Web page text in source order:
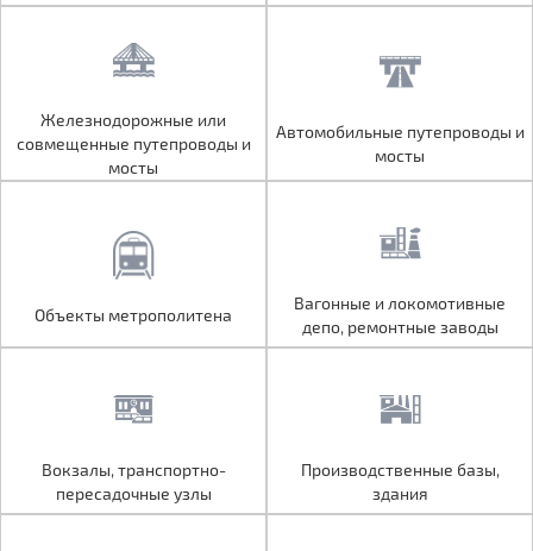
Железнодорожные или
совмещенные путепроводы и
мосты
Автомобильные путепроводы и
мосты
Вагонные и локомотивные
Вокзалы, транспортно-
пересадочные узлы
Производственные базы,
Железнодорожные или
совмещенные путепроводы и
мосты
Автомобильные путепроводы и
мосты
Объекты метрополитена
Вагонные и локомотивные
депо, ремонтные заводы
Вокзалы, транспортно-
пересадочные узлы
Производственные базы,
здания